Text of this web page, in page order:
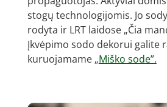
stogų technologijomis. Jo
rodyta ir LRT laidose „Čia
Įkvėpimo sodo dekorui galite
kuruojamame „Miško sode”.